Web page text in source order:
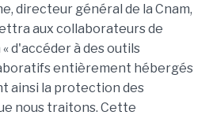
directeur général de la Cnam,
aux collaborateurs de
d'accéder à des outils
entièrement hébergés
ainsi la protection des
nous traitons. Cette